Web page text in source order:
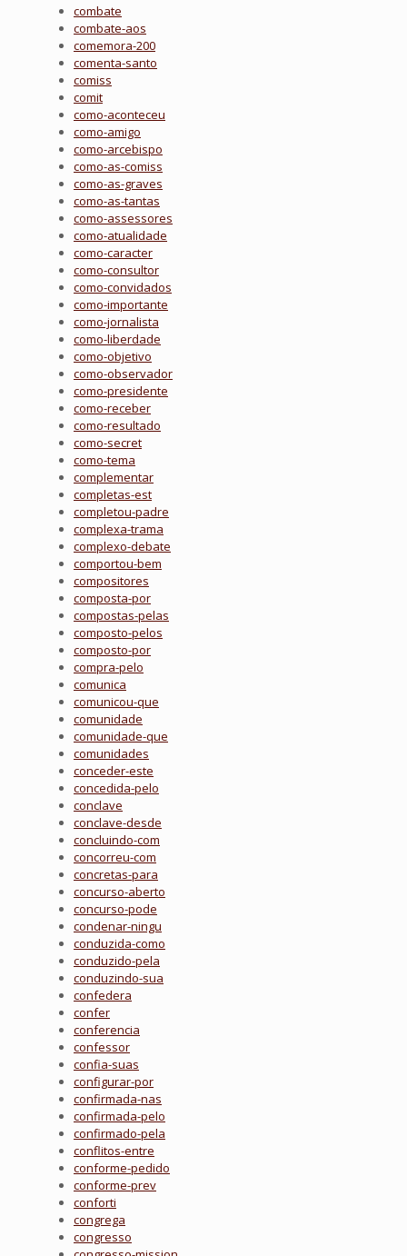
combate
combate-aos
comemora-200
comenta-santo
comiss
comit
como-aconteceu
como-amigo
como-arcebispo
como-as-comiss
como-as-graves
como-as-tantas
como-assessores
como-atualidade
como-caracter
como-consultor
como-convidados
como-importante
como-jornalista
como-liberdade
como-objetivo
como-observador
como-presidente
como-receber
como-resultado
como-secret
como-tema
complementar
completas-est
completou-padre
complexa-trama
complexo-debate
comportou-bem
compositores
composta-por
compostas-pelas
composto-pelos
composto-por
compra-pelo
comunica
comunicou-que
comunidade
comunidade-que
comunidades
conceder-este
concedida-pelo
conclave
conclave-desde
concluindo-com
concorreu-com
concretas-para
concurso-aberto
concurso-pode
condenar-ningu
conduzida-como
conduzido-pela
conduzindo-sua
confedera
confer
conferencia
confessor
confia-suas
configurar-por
confirmada-nas
confirmada-pelo
confirmado-pela
conflitos-entre
conforme-pedido
conforme-prev
conforti
congrega
congresso